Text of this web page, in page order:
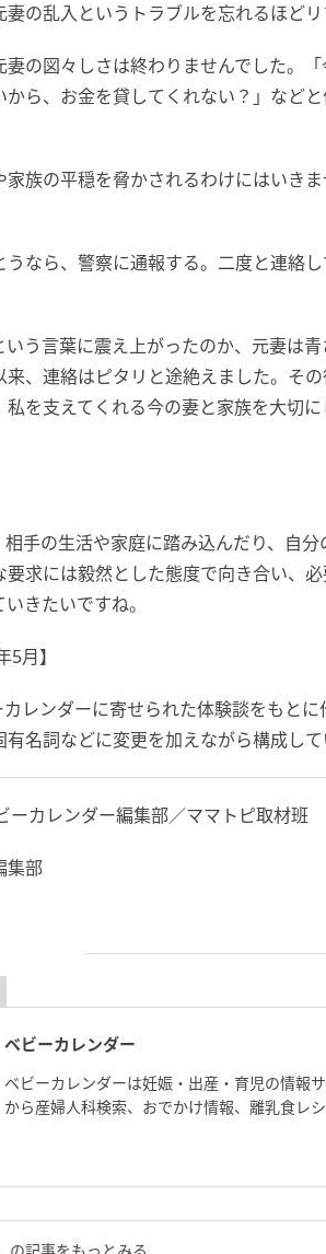
の乱入というトラブルを忘れるほどリ
妻の図々しさは終わりませんでした。
から、お金を貸してくれない？」など
家族の平穏を脅かされるわけにはいき
うなら、警察に通報する。二度と連絡し
いう言葉に震え上がったのか、元妻は
来、連絡はピタリと途絶えました。そ
を支えてくれる今の妻と家族を大切
手の生活や家庭に踏み込んだり、自
求には毅然とした態度で向き合い、
きたいですね。
5月】
レンダーに寄せられた体験談をもと
名詞などに変更を加えながら構成して
ーカレンダー編集部／ママトピ取材班
集部
ベビーカレンダー
ベビーカレンダーは妊娠・出産・育児の情報
から産婦人科検索、おでかけ情報、離乳食レ